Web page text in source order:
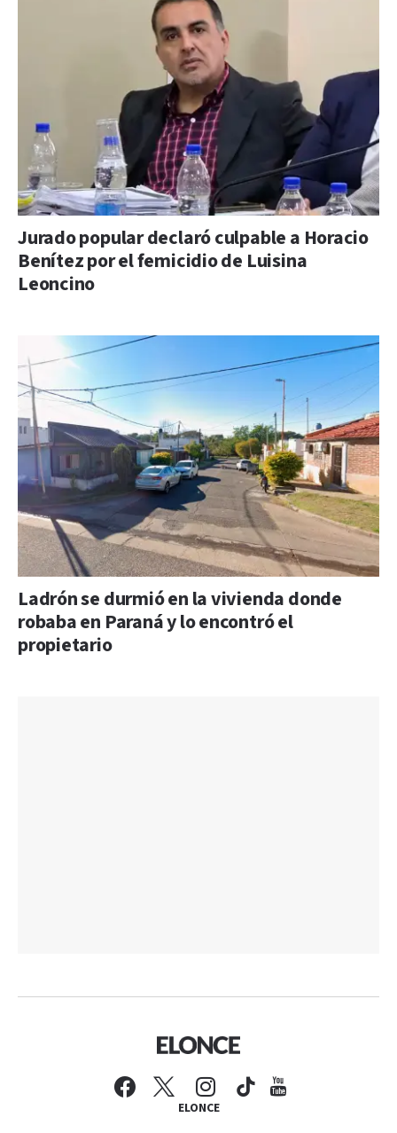
Jurado popular declaró culpable a Horacio
Benítez por el femicidio de Luisina
Leoncino
Ladrón se durmió en la vivienda donde
robaba en Paraná y lo encontró el
propietario
ELONCE